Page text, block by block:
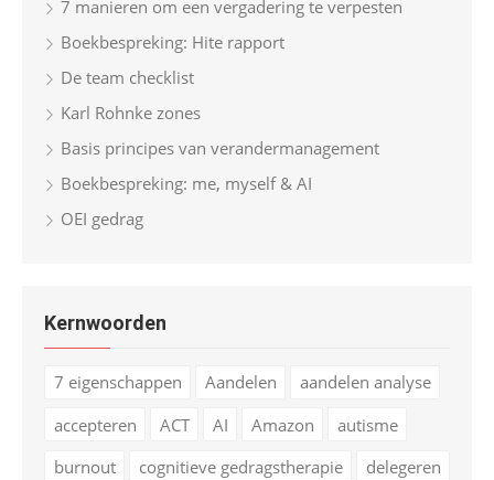
7 manieren om een vergadering te verpesten
Boekbespreking: Hite rapport
De team checklist
Karl Rohnke zones
Basis principes van verandermanagement
Boekbespreking: me, myself & AI
OEI gedrag
Kernwoorden
7 eigenschappen Aandelen
aandelen analyse
accepteren
ACT AI Amazon
autisme
burnout
cognitieve gedragstherapie
delegeren